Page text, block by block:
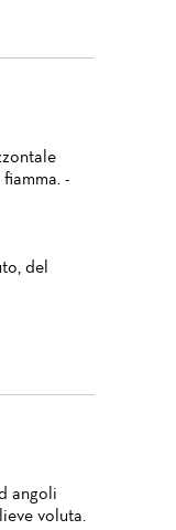
-
del
angoli
voluta.